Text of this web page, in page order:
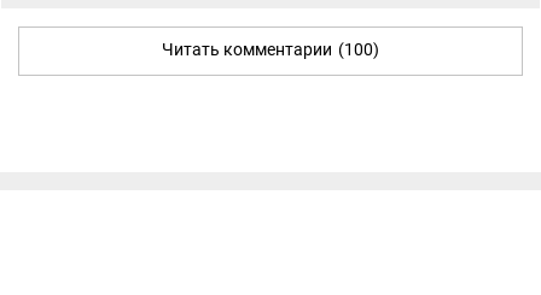
Читать комментарии (100)